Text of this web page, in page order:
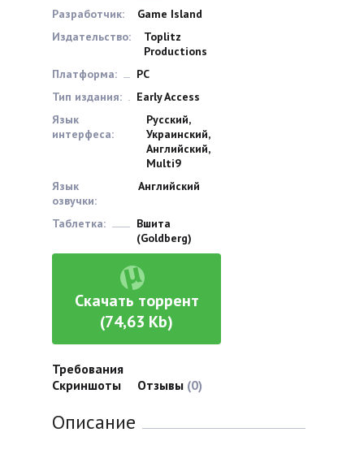
Разработчик:
Game Island
Издательство:
Toplitz
Productions
Платформа:
PC
Тип издания:
Early Access
Язык
интерфеса:
Русский,
Украинский,
Английский,
Multi9
Язык
озвучки:
Английский
Таблетка:
Вшита
(Goldberg)
Скачать торрент
(74,63 Kb)
Требования
Скриншоты
Отзывы (0)
Описание